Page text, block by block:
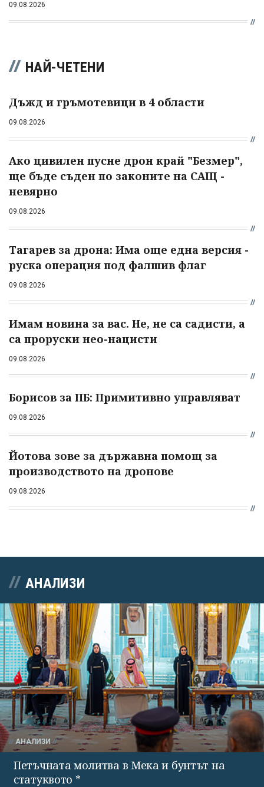
09.08.2026
НАЙ-ЧЕТЕНИ
Дъжд и гръмотевици в 4 области
09.08.2026
Ако цивилен пусне дрон край "Безмер",
ще бъде съден по законите на САЩ -
невярно
09.08.2026
Тагарев за дрона: Има още една версия -
руска операция под фалшив флаг
09.08.2026
Имам новина за вас. Не, не са садисти, а
са проруски нео-нацисти
09.08.2026
Борисов за ПБ: Примитивно управляват
09.08.2026
Йотова зове за държавна помощ за
производството на дронове
09.08.2026
АНАЛИЗИ
АНАЛИЗИ
Петъчната молитва в Мека и бунтът на
статуквото *